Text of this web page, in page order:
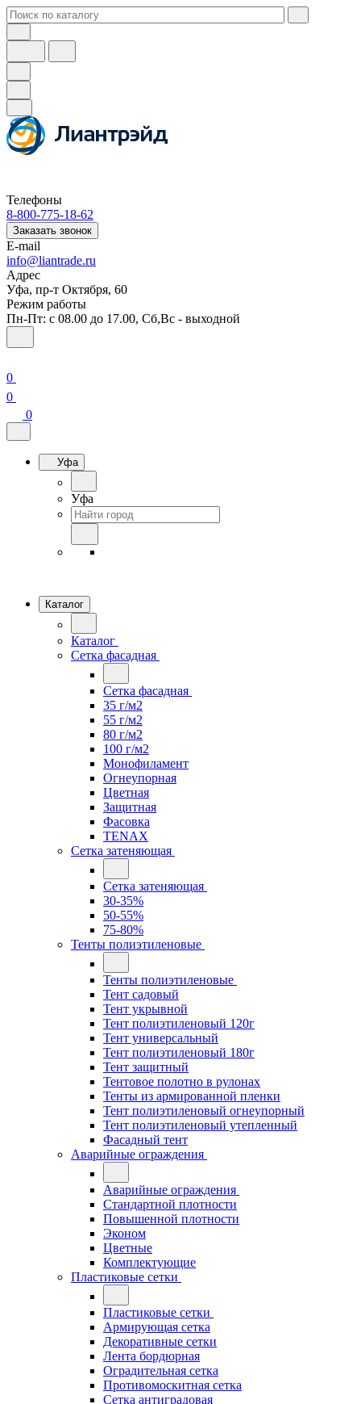
Телефоны
8-800-775-18-62
Заказать звонок
E-mail
info@liantrade.ru
Адрес
Уфа, пр-т Октября, 60
Режим работы
Пн-Пт: c 08.00 до 17.00, Cб,Вс - выходной
0
0
0
Уфа
Уфа
Каталог
Каталог
Сетка фасадная
Сетка фасадная
35 г/м2
55 г/м2
80 г/м2
100 г/м2
Монофиламент
Огнеупорная
Цветная
Защитная
Фасовка
TENAX
Сетка затеняющая
Сетка затеняющая
30-35%
50-55%
75-80%
Тенты полиэтиленовые
Тенты полиэтиленовые
Тент садовый
Тент укрывной
Тент полиэтиленовый 120г
Тент универсальный
Тент полиэтиленовый 180г
Тент защитный
Тентовое полотно в рулонах
Тенты из армированной пленки
Тент полиэтиленовый огнеупорный
Тент полиэтиленовый утепленный
Фасадный тент
Аварийные ограждения
Аварийные ограждения
Стандартной плотности
Повышенной плотности
Эконом
Цветные
Комплектующие
Пластиковые сетки
Пластиковые сетки
Армирующая сетка
Декоративные сетки
Лента бордюрная
Оградительная сетка
Противомоскитная сетка
Сетка антиградовая